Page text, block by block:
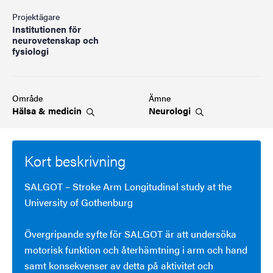
Projektägare
Institutionen för
neurovetenskap och
fysiologi
Område
Hälsa & medicin
Ämne
Neurologi
Kort beskrivning
SALGOT – Stroke Arm Longitudinal study at the
University of Gothenburg
Övergripande syfte för SALGOT är att undersöka
motorisk funktion och återhämtning i arm och hand
samt konsekvenser av detta på aktivitet och